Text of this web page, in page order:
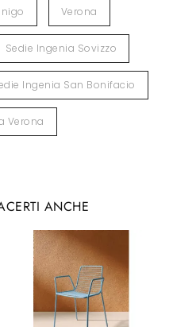
Verona
Sedie Ingenia Sovizzo
Ingenia San Bonifacio
Verona
ANCHE